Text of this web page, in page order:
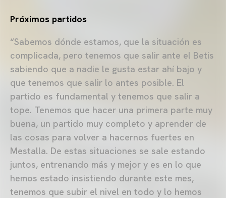
Próximos partidos
“Sabemos dónde estamos, que la situación es
complicada, pero tenemos que salir ante el Betis
sabiendo que a nadie le gusta estar ahí bajo y
que tenemos que salir lo antes posible. El
partido es fundamental y tenemos que salir a
tope. Tenemos que hacer una primera parte muy
buena, un partido muy completo y aprender de
las cosas para volver a hacernos fuertes en
Mestalla. De estas situaciones se sale estando
juntos, entrenando más y mejor y es en lo que
hemos estado insistiendo durante este mes,
tenemos que subir el nivel en todo y lo hemos